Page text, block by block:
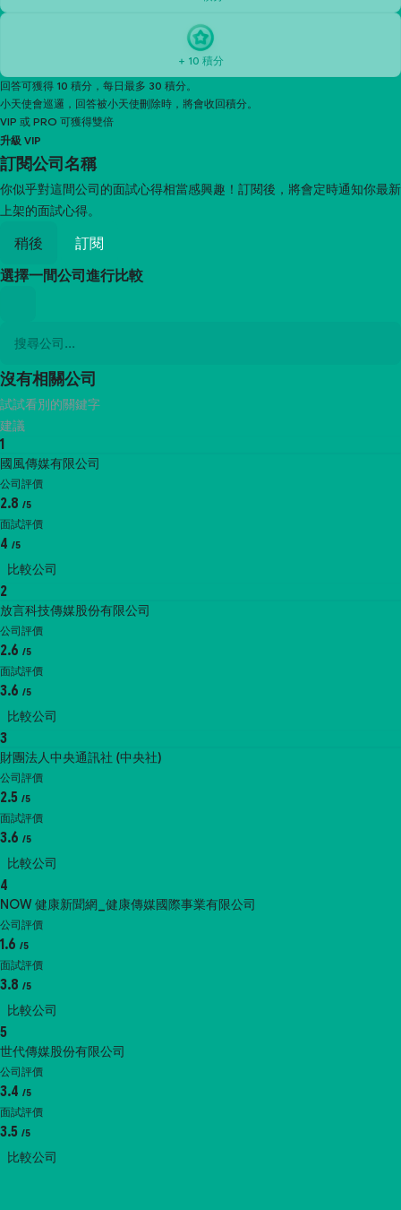
+ 10 積分
回答可獲得 10 積分，每日最多 30 積分。
小天使會巡邏，回答被小天使刪除時，將會收回積分。
VIP 或 PRO 可獲得雙倍
升級 VIP
訂閱公司名稱
你似乎對這間公司的面試心得相當感興趣！訂閱後，將會定時通知你最新
上架的面試心得。
稍後
訂閱
選擇一間公司進行比較
沒有相關公司
試試看別的關鍵字
建議
1
國風傳媒有限公司
公司評價
2.8 /5
面試評價
4 /5
比較公司
2
放言科技傳媒股份有限公司
公司評價
2.6 /5
面試評價
3.6 /5
比較公司
3
財團法人中央通訊社 (中央社)
公司評價
2.5 /5
面試評價
3.6 /5
比較公司
4
NOW 健康新聞網_健康傳媒國際事業有限公司
公司評價
1.6 /5
面試評價
3.8 /5
比較公司
5
世代傳媒股份有限公司
公司評價
3.4 /5
面試評價
3.5 /5
比較公司